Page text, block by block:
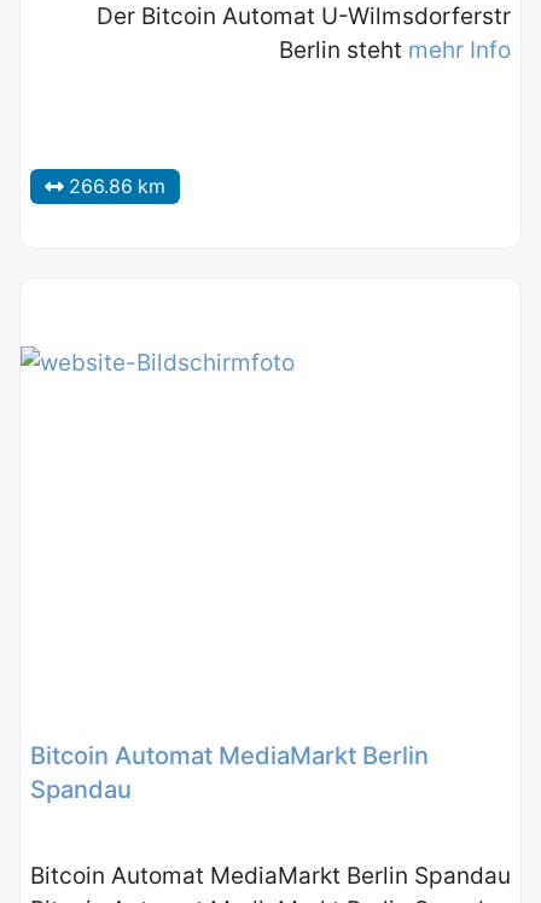
Der Bitcoin Automat U-Wilmsdorferstr
Berlin steht mehr Info
266.86 km
Bitcoin Automat MediaMarkt Berlin
Spandau
Bitcoin Automat MediaMarkt Berlin Spandau